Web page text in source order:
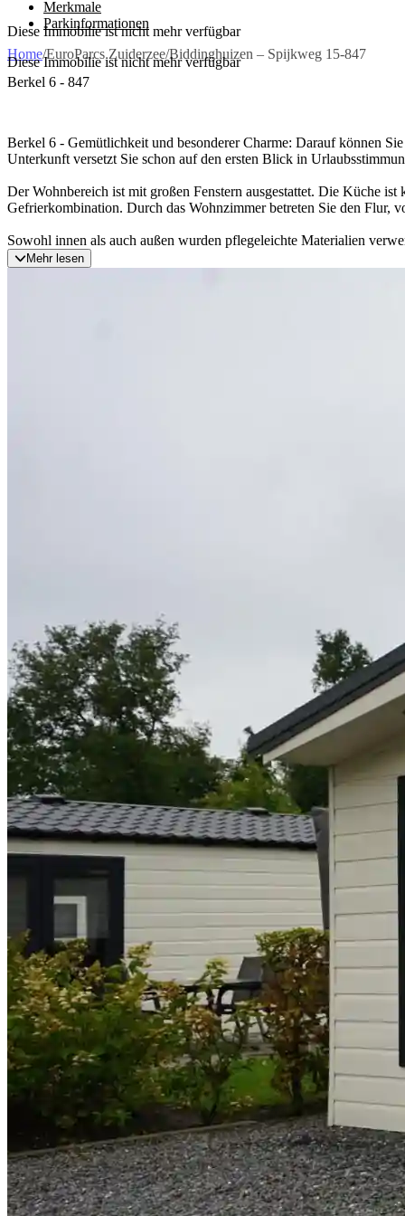
Diese Immobilie ist nicht mehr verfügbar
Diese Immobilie ist nicht mehr verfügbar
Merkmale
Parkinformationen
Home/EuroParcs Zuiderzee/Biddinghuizen – Spijkweg 15-847
Berkel 6 - 847
Berkel 6 - Gemütlichkeit und besonderer Charme: Darauf können
Unterkunft versetzt Sie schon auf den ersten Blick in
Der Wohnbereich ist mit großen Fenstern ausgestattet. Die Küche
Gefrierkombination. Durch das Wohnzimmer betreten Sie den Flur,
Sowohl innen als auch außen wurden pflegeleichte Materialien
Mehr lesen